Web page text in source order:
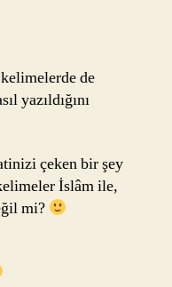
de
yazıldığını
çeken bir şey
İslâm ile,
mi?